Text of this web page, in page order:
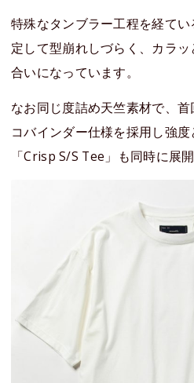
特殊なタンブラー工程を経て
定して型崩れしづらく、カラ
合いになっています。
なお同じ度詰め天竺素材で、
コバインダー仕様を採用し強
「Crisp S/S Tee」も同時に展開